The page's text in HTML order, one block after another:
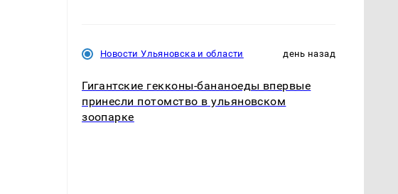
Новости Ульяновска и области день назад
Гигантские гекконы-бананоеды впервые
принесли потомство в ульяновском
зоопарке